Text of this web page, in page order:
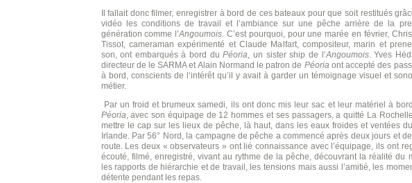
Il fallait donc filmer, enregistrer à bord de ces bateaux pour que soit restitués
vidéo les conditions de travail et l’ambiance sur une pêche arrière de la
génération comme l’Angoumois. C’est pourquoi, pour une marée en février,
Tissot, cameraman expérimenté et Claude Malfart, compositeur, marin et
son, ont embarqués à bord duPéoria, un sister ship de l’Angoumois. Yves
directeur de le SARMA et Alain Normand le patron de Péoria ont accepté des
à bord, conscients de l‘intérêt qu’il y avait à garder un témoignage visuel et
métier.
Par un froid et brumeux samedi, ils ont donc mis leur sac et leur matériel à
Péoria, avec son équipage de 12 hommes et ses passagers, a quitté La
mettre le cap sur les lieux de pêche, là haut, dans les eaux froides et ventées
Irlande. Par 56° Nord, la campagne de pêche a commencé après deux jours et
route. Les deux « observateurs » ont lié connaissance avec l’équipage, ils ont
écouté, filmé, enregistré, vivant au rythme de la pêche, découvrant la réalité du
les rapports de hiérarchie et de travail, les tensions mais aussi l’amitié, les
détente pendant les repas.